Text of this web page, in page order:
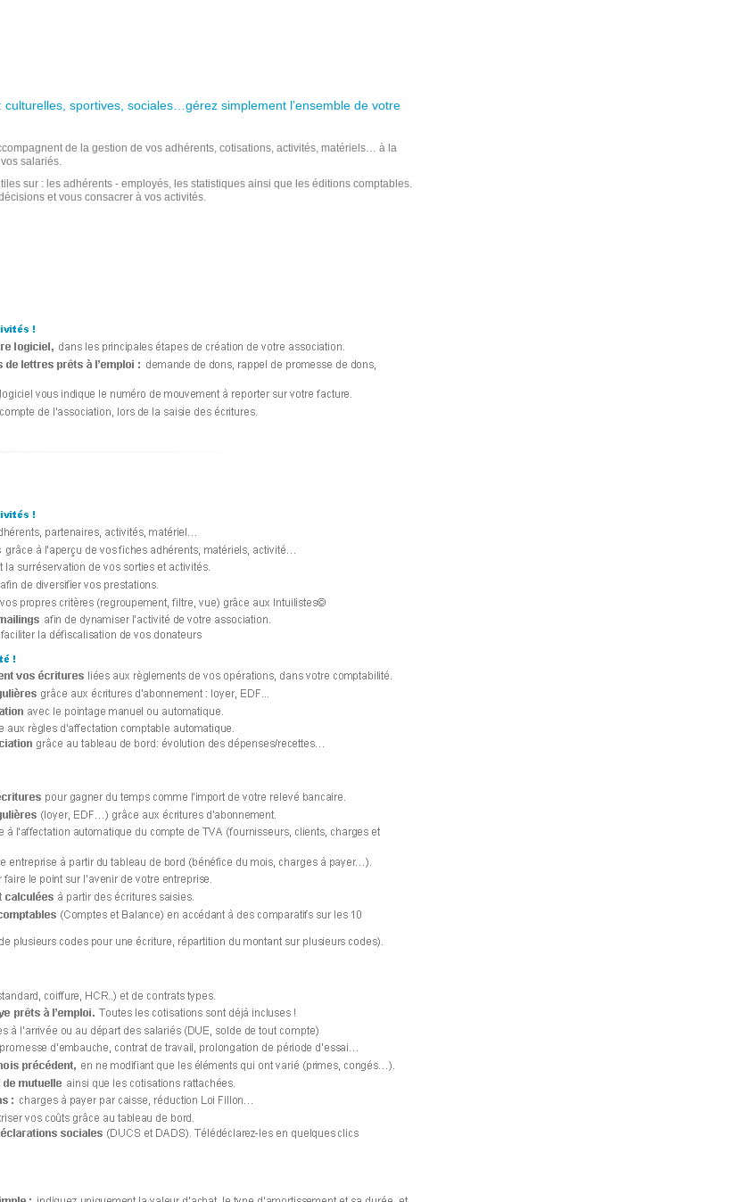
sportives, sociales…gérez simplement l’ensemble de votre
de la gestion de vos adhérents, cotisations, activités, matériels… à la
salariés.
sur : les adhérents - employés, les statistiques ainsi que les éditions comptables.
et vous consacrer à vos activités.